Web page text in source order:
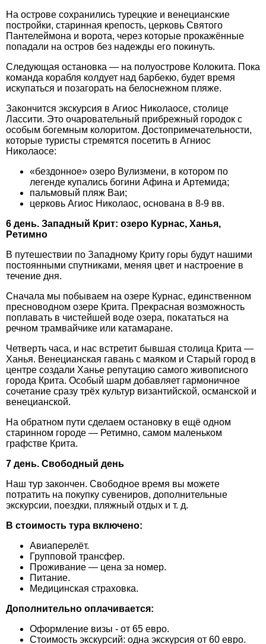
На острове сохранились турецкие и венецианские
постройки, старинная крепость, церковь Святого
Пантелеймона и ворота, через которые прокажённые
попадали на остров без надежды его покинуть.
Следующая остановка — на полуострове Колокита. Пока
команда корабля колдует над барбекю, будет время
искупаться и позагорать на белоснежном пляже.
Закончится экскурсия в Агиос Николаосе, столице
Лассити. Это очаровательный прибрежный городок с
особым богемным колоритом. Достопримечательности,
которые туристы стремятся посетить в Агниос
Николаосе:
«бездонное» озеро Вулизмени, в котором по
легенде купались богини Афина и Артемида;
пальмовый пляж Ваи;
церковь Агиос Николаос, основана в 8-9 вв.
6 день. Западный Крит: озеро Курнас, Ханья,
Ретимно
В путешествии по Западному Криту горы будут нашими
постоянными спутниками, меняя цвет и настроение в
течение дня.
Сначала мы побываем на озере Курнас, единственном
пресноводном озере Крита. Прекрасная возможность
поплавать в чистейшей воде озера, покататься на
речном трамвайчике или катамаране.
Четверть часа, и нас встретит бывшая столица Крита —
Ханья. Венецианская гавань с маяком и Старый город в
центре создали Ханье репутацию самого живописного
города Крита. Особый шарм добавляет гармоничное
сочетание сразу трёх культур византийской, османской и
венецианской.
На обратном пути сделаем остановку в ещё одном
старинном городе — Ретимно, самом маленьком
графстве Крита.
7 день. Свободный день
Наш тур закончен. Свободное время вы можете
потратить на покупку сувениров, дополнительные
экскурсии, поездки, пляжный отдых и т. д.
В стоимость тура включено:
Авиаперелёт.
Групповой трансфер.
Проживание — цена за номер.
Питание.
Медицинская страховка.
Дополнительно оплачивается:
Оформление визы - от 65 евро.
Стоимость экскурсий: одна экскурсия от 60 евро.